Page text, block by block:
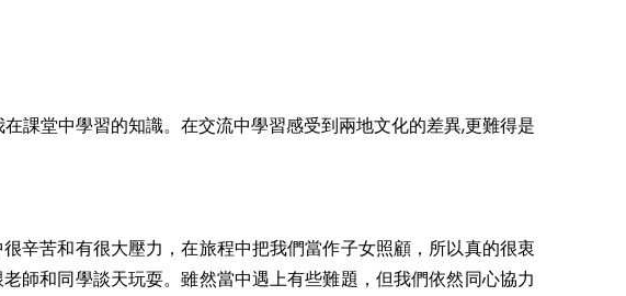
課堂中學習的知識。在交流中學習感受到兩地文化的差異,更難得是
辛苦和有很大壓力，在旅程中把我們當作子女照顧，所以真的很衷
師和同學談天玩耍。雖然當中遇上有些難題，但我們依然同心協力